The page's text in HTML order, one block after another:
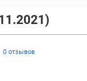
0 отзывов